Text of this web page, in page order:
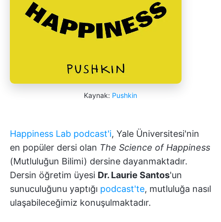
Kaynak: Pushkin
Happiness Lab podcast'i, Yale Üniversitesi'nin
en popüler dersi olan The Science of Happiness
(Mutluluğun Bilimi) dersine dayanmaktadır.
Dersin öğretim üyesi Dr. Laurie Santos'un
sunuculuğunu yaptığı podcast'te, mutluluğa nasıl
ulaşabileceğimiz konuşulmaktadır.